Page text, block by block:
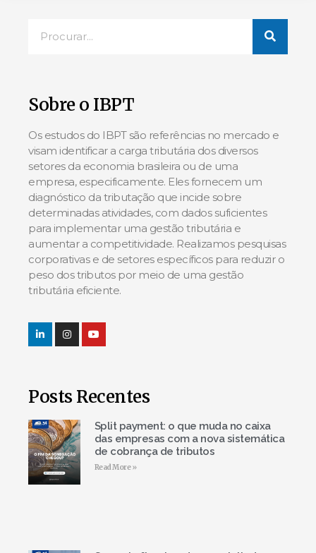
Sobre o IBPT
Os estudos do IBPT são referências no mercado e
visam identificar a carga tributária dos diversos
setores da economia brasileira ou de uma
empresa, especificamente. Eles fornecem um
diagnóstico da tributação que incide sobre
determinadas atividades, com dados suficientes
para implementar uma gestão tributária e
aumentar a competitividade. Realizamos pesquisas
corporativas e de setores específicos para reduzir o
peso dos tributos por meio de uma gestão
tributária eficiente.
Posts Recentes
Split payment: o que muda no caixa
das empresas com a nova sistemática
de cobrança de tributos
Read More »